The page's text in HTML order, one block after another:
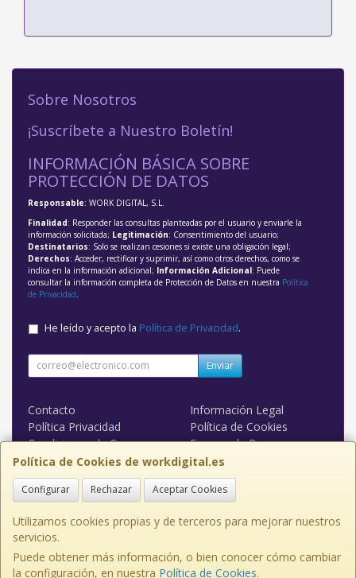
Política de Cookies de workdigital.es
Configurar Rechazar Aceptar Cookies
Utilizamos cookies propias y de terceros para mejorar nuestros
servicios.
Puede obtener más información, o bien conocer cómo cambiar
la configuración, en nuestra Política de Cookies.
Sobre Nosotros
¡Suscríbete a Nuestro Boletín!
INFORMACIÓN BÁSICA SOBRE
PROTECCIÓN DE DATOS
Responsable: WORK DIGITAL, S.L.
Finalidad: Responder las consultas planteadas por el usuario y enviarle la
información solicitada; Legitimación: Consentimiento del usuario;
Destinatarios: Solo se realizan cesiones si existe una obligación legal;
Derechos: Acceder, rectificar y suprimir, así como otros derechos, como se
indica en la información adicional; Información Adicional: Puede
consultar la información completa de Protección de Datos en nuestra Política
de Privacidad
He leído y acepto la Política de Privacidad.
Enviar
Contacto
Información Legal
Política Privacidad
Política de Cookies
Condiciones de Compra
Formas de Pago
WORK DIGITAL
Contacto
admin@workdigital.es